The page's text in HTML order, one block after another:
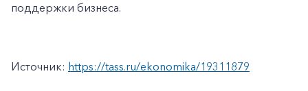
поддержки бизнеса.
Источник: https://tass.ru/ekonomika/19311879